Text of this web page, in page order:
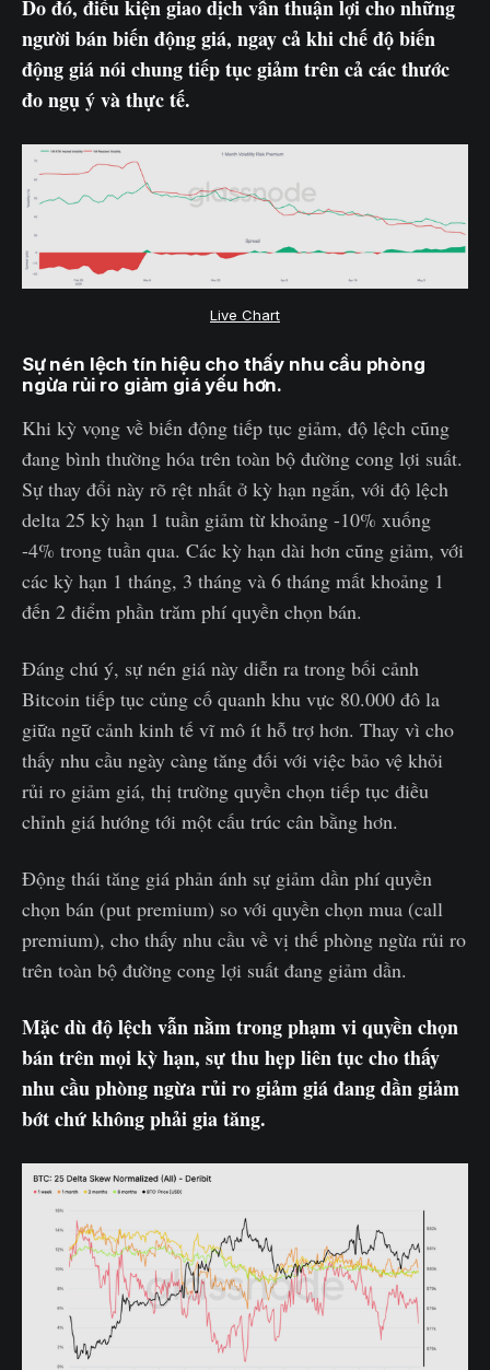
Do đó, điều kiện giao dịch vẫn thuận lợi cho những
người bán biến động giá, ngay cả khi chế độ biến
động giá nói chung tiếp tục giảm trên cả các thước
đo ngụ ý và thực tế.
Live Chart
Sự nén lệch tín hiệu cho thấy nhu cầu phòng
ngừa rủi ro giảm giá yếu hơn.
Khi kỳ vọng về biến động tiếp tục giảm, độ lệch cũng
đang bình thường hóa trên toàn bộ đường cong lợi suất.
Sự thay đổi này rõ rệt nhất ở kỳ hạn ngắn, với độ lệch
delta 25 kỳ hạn 1 tuần giảm từ khoảng -10% xuống
-4% trong tuần qua. Các kỳ hạn dài hơn cũng giảm, với
các kỳ hạn 1 tháng, 3 tháng và 6 tháng mất khoảng 1
đến 2 điểm phần trăm phí quyền chọn bán.
Đáng chú ý, sự nén giá này diễn ra trong bối cảnh
Bitcoin tiếp tục củng cố quanh khu vực 80.000 đô la
giữa ngữ cảnh kinh tế vĩ mô ít hỗ trợ hơn. Thay vì cho
thấy nhu cầu ngày càng tăng đối với việc bảo vệ khỏi
rủi ro giảm giá, thị trường quyền chọn tiếp tục điều
chỉnh giá hướng tới một cấu trúc cân bằng hơn.
Động thái tăng giá phản ánh sự giảm dần phí quyền
chọn bán (put premium) so với quyền chọn mua (call
premium), cho thấy nhu cầu về vị thế phòng ngừa rủi ro
trên toàn bộ đường cong lợi suất đang giảm dần.
Mặc dù độ lệch vẫn nằm trong phạm vi quyền chọn
bán trên mọi kỳ hạn, sự thu hẹp liên tục cho thấy
nhu cầu phòng ngừa rủi ro giảm giá đang dần giảm
bớt chứ không phải gia tăng.